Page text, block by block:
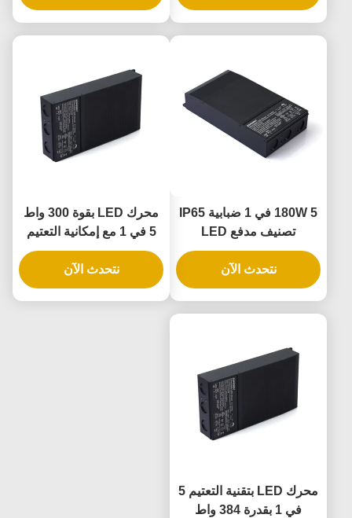
180W 5 في 1 ضبابية IP65
تصنيف مدفع LED
لتطبيقات الإضاءة الخارجية
والداخلية
نتحدث الآن
محرك LED بقوة 300 واط
5 في 1 مع إمكانية التعتيم
بتصنيف IP65 لمصدر الطاقة
القابل للتعتيم
نتحدث الآن
محرك LED بتقنية التعتيم 5
في 1 بقدرة 384 واط